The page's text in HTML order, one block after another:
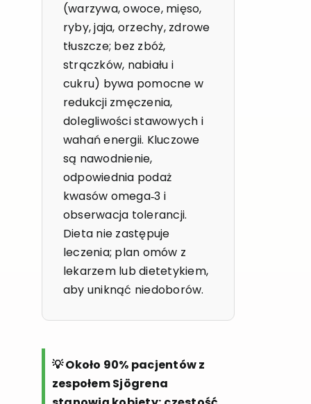
(warzywa, owoce, mięso,
ryby, jaja, orzechy, zdrowe
tłuszcze; bez zbóż,
strączków, nabiału i
cukru) bywa pomocne w
redukcji zmęczenia,
dolegliwości stawowych i
wahań energii. Kluczowe
są nawodnienie,
odpowiednia podaż
kwasów omega‑3 i
obserwacja tolerancji.
Dieta nie zastępuje
leczenia; plan omów z
lekarzem lub dietetykiem,
aby uniknąć niedoborów.
💡 Około 90% pacjentów z
zespołem Sjögrena